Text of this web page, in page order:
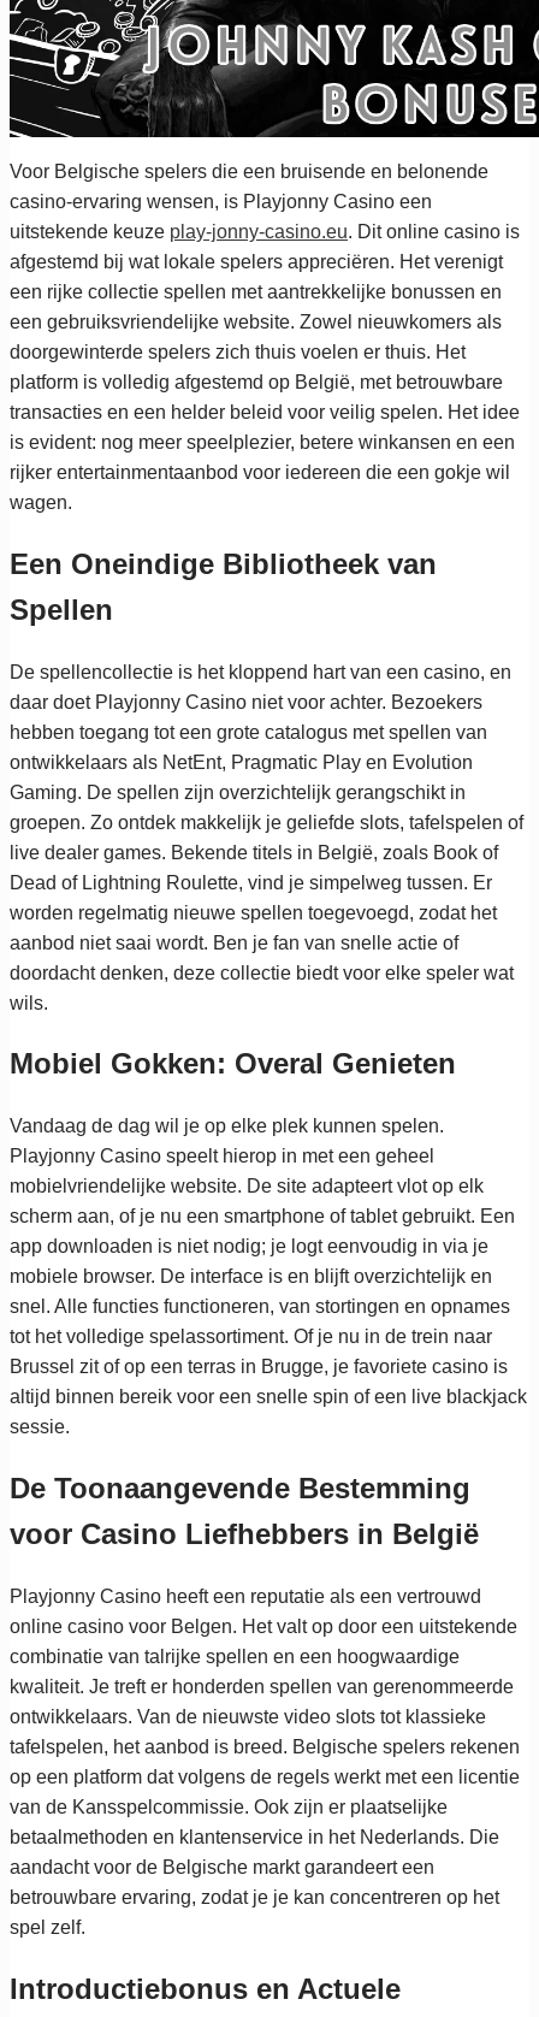
Voor Belgische spelers die een bruisende en belonende
casino-ervaring wensen, is Playjonny Casino een
uitstekende keuze play-jonny-casino.eu. Dit online casino is
afgestemd bij wat lokale spelers appreciëren. Het verenigt
een rijke collectie spellen met aantrekkelijke bonussen en
een gebruiksvriendelijke website. Zowel nieuwkomers als
doorgewinterde spelers zich thuis voelen er thuis. Het
platform is volledig afgestemd op België, met betrouwbare
transacties en een helder beleid voor veilig spelen. Het idee
is evident: nog meer speelplezier, betere winkansen en een
rijker entertainmentaanbod voor iedereen die een gokje wil
wagen.
Een Oneindige Bibliotheek van
Spellen
De spellencollectie is het kloppend hart van een casino, en
daar doet Playjonny Casino niet voor achter. Bezoekers
hebben toegang tot een grote catalogus met spellen van
ontwikkelaars als NetEnt, Pragmatic Play en Evolution
Gaming. De spellen zijn overzichtelijk gerangschikt in
groepen. Zo ontdek makkelijk je geliefde slots, tafelspelen of
live dealer games. Bekende titels in België, zoals Book of
Dead of Lightning Roulette, vind je simpelweg tussen. Er
worden regelmatig nieuwe spellen toegevoegd, zodat het
aanbod niet saai wordt. Ben je fan van snelle actie of
doordacht denken, deze collectie biedt voor elke speler wat
wils.
Mobiel Gokken: Overal Genieten
Vandaag de dag wil je op elke plek kunnen spelen.
Playjonny Casino speelt hierop in met een geheel
mobielvriendelijke website. De site adapteert vlot op elk
scherm aan, of je nu een smartphone of tablet gebruikt. Een
app downloaden is niet nodig; je logt eenvoudig in via je
mobiele browser. De interface is en blijft overzichtelijk en
snel. Alle functies functioneren, van stortingen en opnames
tot het volledige spelassortiment. Of je nu in de trein naar
Brussel zit of op een terras in Brugge, je favoriete casino is
altijd binnen bereik voor een snelle spin of een live blackjack
sessie.
De Toonaangevende Bestemming
voor Casino Liefhebbers in België
Playjonny Casino heeft een reputatie als een vertrouwd
online casino voor Belgen. Het valt op door een uitstekende
combinatie van talrijke spellen en een hoogwaardige
kwaliteit. Je treft er honderden spellen van gerenommeerde
ontwikkelaars. Van de nieuwste video slots tot klassieke
tafelspelen, het aanbod is breed. Belgische spelers rekenen
op een platform dat volgens de regels werkt met een licentie
van de Kansspelcommissie. Ook zijn er plaatselijke
betaalmethoden en klantenservice in het Nederlands. Die
aandacht voor de Belgische markt garandeert een
betrouwbare ervaring, zodat je je kan concentreren op het
spel zelf.
Introductiebonus en Actuele